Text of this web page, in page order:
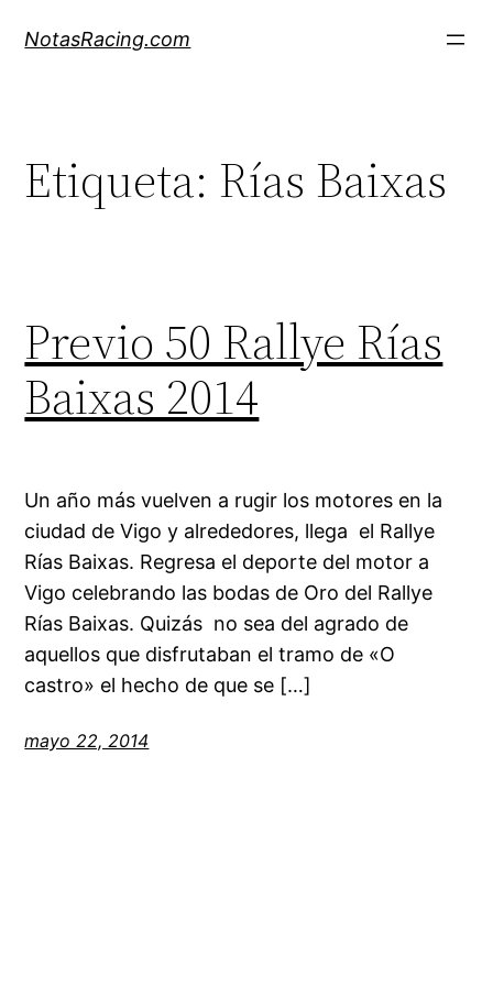
NotasRacing.com
Etiqueta: Rías Baixas
Previo 50 Rallye Rías
Baixas 2014
Un año más vuelven a rugir los motores en la
ciudad de Vigo y alrededores, llega el Rallye
Rías Baixas. Regresa el deporte del motor a
Vigo celebrando las bodas de Oro del Rallye
Rías Baixas. Quizás no sea del agrado de
aquellos que disfrutaban el tramo de «O
castro» el hecho de que se […]
mayo 22, 2014